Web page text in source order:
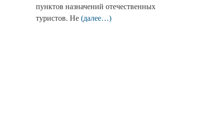
пунктов назначений отечественных
туристов. Не (далее…)